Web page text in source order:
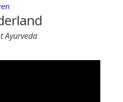
Ayurveda